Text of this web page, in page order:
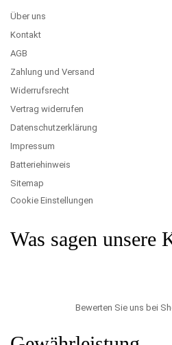
Über uns
Kontakt
AGB
Zahlung und Versand
Widerrufsrecht
Vertrag widerrufen
Datenschutzerklärung
Impressum
Batteriehinweis
Sitemap
Cookie Einstellungen
Was sagen unsere
Bewerten Sie uns bei